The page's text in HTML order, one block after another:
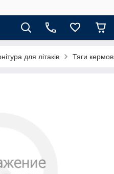
для літаків Тяги